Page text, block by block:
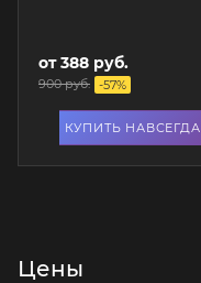
от388 руб.
900 руб. -57%
КУПИТЬ НАВСЕГДА
Цены